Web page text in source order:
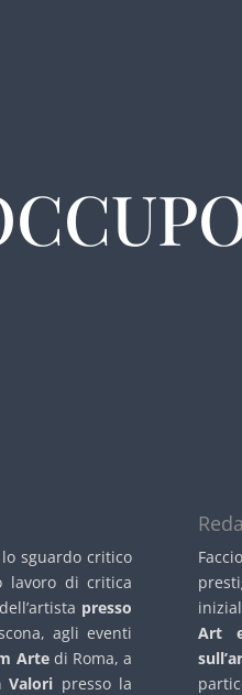
sguardo critico
lavoro di critica
presso
agli eventi
Artedi Roma, a
Valori presso la
Art